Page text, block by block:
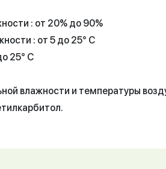
: от 20% до 90%
: от 5 до 25° С
25° С
влажности и температуры